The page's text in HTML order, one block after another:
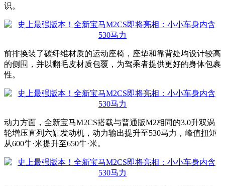
识。
前排换装了碳纤维材质的运动座椅，座垫和靠背处均设计较高
的侧围，并以翻毛皮材质包覆，为驾乘者提供更好的身体包裹
性。
动力方面，全新宝马M2CS搭载与普通版M2相同的3.0升双涡
轮增压直列六缸发动机，动力输出提升至530马力，峰值扭矩
从600牛·米提升至650牛·米。